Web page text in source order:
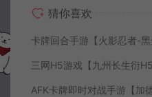
猜你喜欢